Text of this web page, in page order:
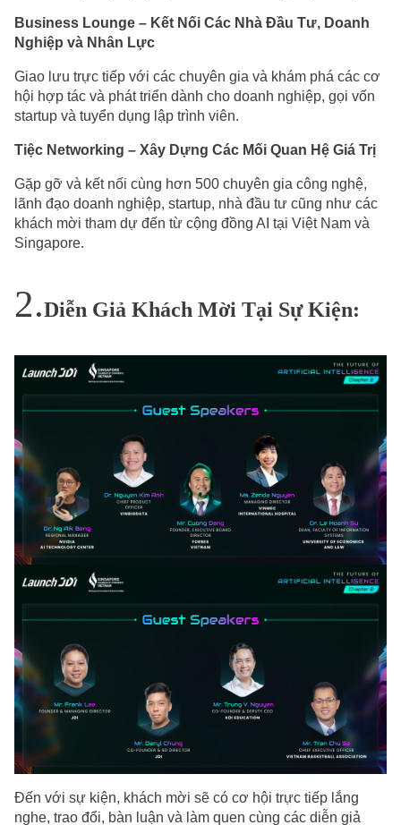
Business Lounge – Kết Nối Các Nhà Đầu Tư, Doanh
Nghiệp và Nhân Lực
Giao lưu trực tiếp với các chuyên gia và khám phá các cơ
hội hợp tác và phát triển dành cho doanh nghiệp, gọi vốn
startup và tuyển dụng lập trình viên.
Tiệc Networking – Xây Dựng Các Mối Quan Hệ Giá Trị
Gặp gỡ và kết nối cùng hơn 500 chuyên gia công nghệ,
lãnh đạo doanh nghiệp, startup, nhà đầu tư cũng như các
khách mời tham dự đến từ cộng đồng AI tại Việt Nam và
Singapore.
Diễn Giả Khách Mời Tại Sự Kiện:
Đến với sự kiện, khách mời sẽ có cơ hội trực tiếp lắng
nghe, trao đổi, bàn luận và làm quen cùng các diễn giả